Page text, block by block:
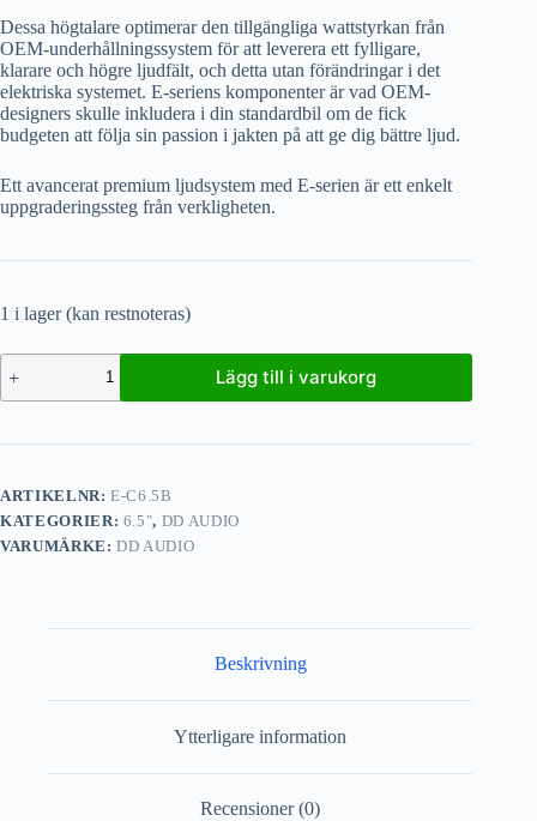
Dessa högtalare optimerar den tillgängliga wattstyrkan från
OEM-underhållningssystem för att leverera ett fylligare,
klarare och högre ljudfält, och detta utan förändringar i det
elektriska systemet. E-seriens komponenter är vad OEM-
designers skulle inkludera i din standardbil om de fick
budgeten att följa sin passion i jakten på att ge dig bättre ljud.
Ett avancerat premium ljudsystem med E-serien är ett enkelt
uppgraderingssteg från verkligheten.
1 i lager (kan restnoteras)
Lägg till i varukorg
ARTIKELNR:E-C6.5B
KATEGORIER: 6.5", DD AUDIO
VARUMÄRKE:DD AUDIO
Beskrivning
Ytterligare information
Recensioner (0)